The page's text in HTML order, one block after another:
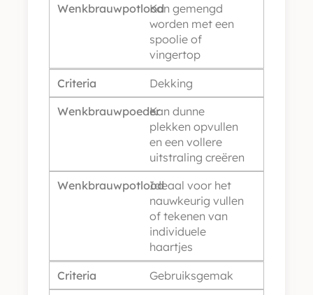
WenkbrauwpotloodKan gemengd
worden met een
spoolie of
vingertop
Criteria
Dekking
WenkbrauwpoederKan dunne
plekken opvullen
en een vollere
uitstraling creëren
WenkbrauwpotloodIdeaal voor het
nauwkeurig vullen
of tekenen van
individuele
haartjes
Criteria
Gebruiksgemak